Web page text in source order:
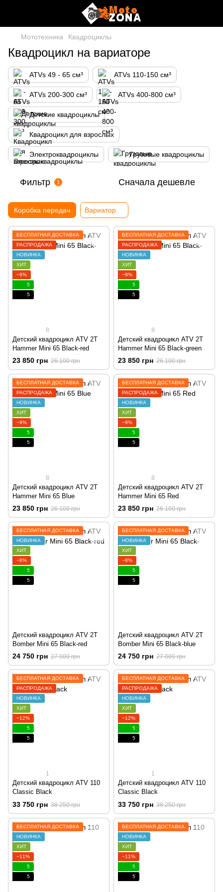
Мототехника Квадроциклы
Квадроцикл на вариаторе
ATVs 49 - 65 см³ ATVs 110-150 см³
ATVs 200-300 см³ ATVs 400-800 см³
Детские квадроциклы
Квадроцикл для взрослых
Электроквадроциклы Грузовые квадроциклы
Фильтр 1 Сначала дешевле
Коробка передач Вариатор
БЕСПЛАТНАЯ ДОСТАВКА
РАСПРОДАЖА
НОВИНКА
ХИТ
−9%
5
5
8
Детский квадроцикл ATV 2T
Hammer Mini 65 Black-red
23 850 грн 26 100 грн
БЕСПЛАТНАЯ ДОСТАВКА
РАСПРОДАЖА
НОВИНКА
ХИТ
−9%
5
5
8
Детский квадроцикл ATV 2T
Hammer Mini 65 Black-green
23 850 грн 26 100 грн
БЕСПЛАТНАЯ ДОСТАВКА
РАСПРОДАЖА
НОВИНКА
ХИТ
−9%
5
5
8
Детский квадроцикл ATV 2T
Hammer Mini 65 Blue
23 850 грн 26 100 грн
БЕСПЛАТНАЯ ДОСТАВКА
РАСПРОДАЖА
НОВИНКА
ХИТ
−9%
5
5
8
Детский квадроцикл ATV 2T
Hammer Mini 65 Red
23 850 грн 26 100 грн
БЕСПЛАТНАЯ ДОСТАВКА
НОВИНКА
ХИТ
−8%
5
5
Детский квадроцикл ATV 2T
Bomber Mini 65 Black-red
24 750 грн 27 000 грн
БЕСПЛАТНАЯ ДОСТАВКА
НОВИНКА
ХИТ
−8%
5
5
Детский квадроцикл ATV 2T
Bomber Mini 65 Black-blue
24 750 грн 27 000 грн
БЕСПЛАТНАЯ ДОСТАВКА
РАСПРОДАЖА
НОВИНКА
ХИТ
−12%
5
5
1
Детский квадроцикл ATV 110
Classic Black
33 750 грн 38 250 грн
БЕСПЛАТНАЯ ДОСТАВКА
РАСПРОДАЖА
НОВИНКА
ХИТ
−12%
5
5
1
Детский квадроцикл ATV 110
Classic Black
33 750 грн 38 250 грн
БЕСПЛАТНАЯ ДОСТАВКА
НОВИНКА
ХИТ
−11%
5
5
БЕСПЛАТНАЯ ДОСТАВКА
НОВИНКА
ХИТ
−11%
5
5